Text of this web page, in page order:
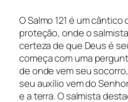
O Salmo 121 é um
proteção, onde o
certeza de que Deus é
começa com uma
de onde vem seu
seu auxílio vem do
e a terra. O salmista